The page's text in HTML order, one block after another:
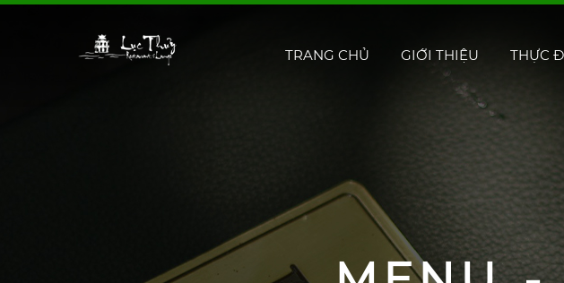
TRANG CHỦ GIỚI THIỆU THỰC